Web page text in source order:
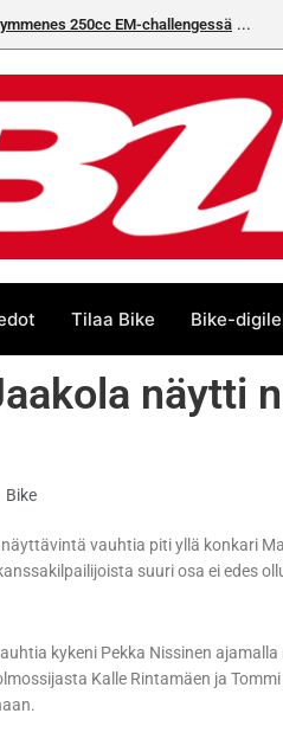
250cc EM-challengessä
Tilaa Bike Bike-
näytti
Bike
vauhtia piti yllä konkari
suuri osa ei edes
kykeni Pekka Nissinen
Kalle Rintamäen ja